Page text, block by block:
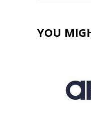
YOU